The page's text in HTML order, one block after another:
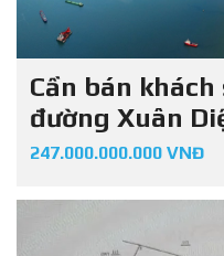
Cần bán
đường Xuân
247.000.000.000 VNĐ